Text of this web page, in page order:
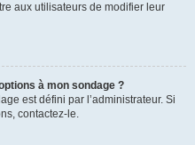
aux utilisateurs de modifier leur
à mon sondage ?
est défini par l’administrateur. Si
contactez-le.